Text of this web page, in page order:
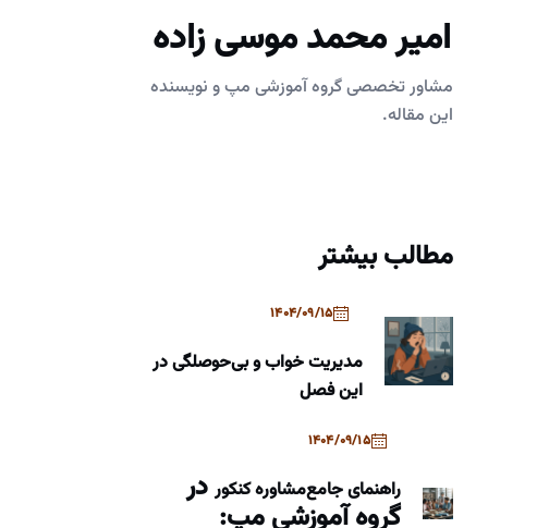
امیر محمد موسی زاده
مشاور تخصصی گروه آموزشی مپ و نویسنده
این مقاله.
مطالب بیشتر
1404/09/15
مدیریت خواب و بی‌حوصلگی در
این فصل
1404/09/15
راهنمای جامعمشاوره کنکوردر
گروه آموزشی مپ: